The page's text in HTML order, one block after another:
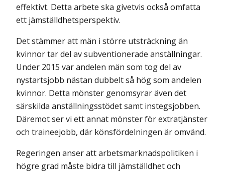
effektivt. Detta arbete ska givetvis också omfatta
ett jämställdhetsperspektiv.
Det stämmer att män i större utsträckning än
kvinnor tar del av subventionerade anställningar.
Under 2015 var andelen män som tog del av
nystartsjobb nästan dubbelt så hög som andelen
kvinnor. Detta mönster genomsyrar även det
särskilda anställningsstödet samt instegsjobben.
Däremot ser vi ett annat mönster för extratjänster
och traineejobb, där könsfördelningen är omvänd.
Regeringen anser att arbetsmarknadspolitiken i
högre grad måste bidra till jämställdhet och